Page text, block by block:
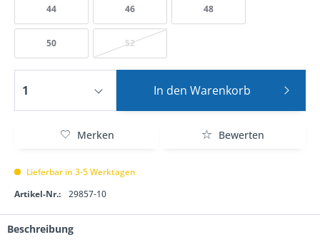
44 46 48
50 52
In den Warenkorb
Merken Bewerten
Lieferbar in 3-5 Werktagen
Artikel-Nr.:
29857-10
Beschreibung